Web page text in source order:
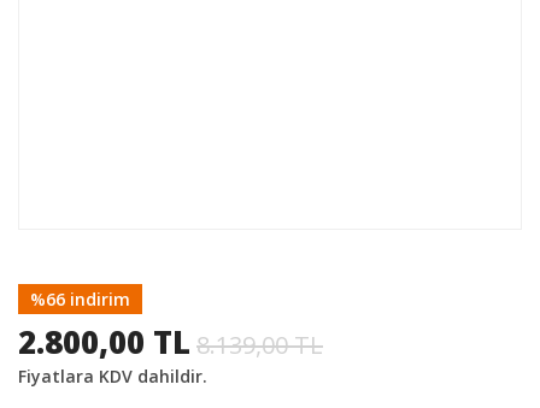
%66 indirim
2.800,00 TL 8.139,00 TL
Fiyatlara KDV dahildir.